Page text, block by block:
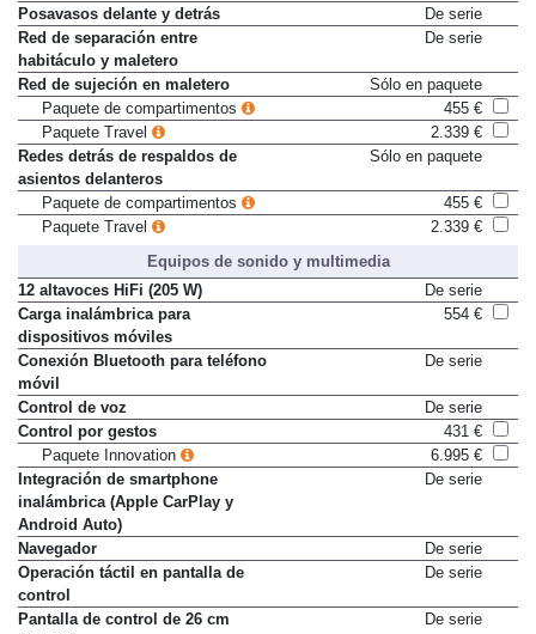
Maletero con iluminación
De serie
Posavasos delante y detrás
De serie
Red de separación entre
habitáculo y maletero
Red de sujeción en maletero
Sólo en paquete
Paquete de compartimentos
455 €
Paquete Travel
2.339 €
Redes detrás de respaldos de
asientos delanteros
Paquete de compartimentos
455 €
Equipos de sonido y multimedia
12 altavoces HiFi (205 W)
De serie
Carga inalámbrica para
dispositivos móviles
Conexión Bluetooth para teléfono
móvil
Control de voz
De serie
Control por gestos
431 €
Paquete Innovation
6.995 €
Integración de smartphone
inalámbrica (Apple CarPlay y
Android Auto)
Navegador
De serie
Operación táctil en pantalla de
control